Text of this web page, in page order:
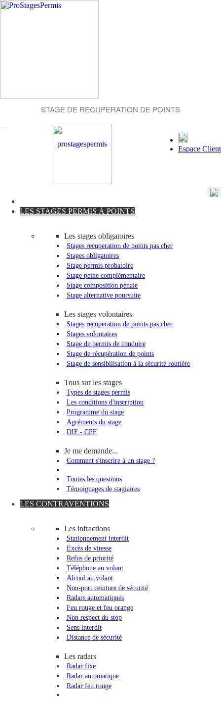
STAGE DE RECUPERATION DE POINTS
Espace Client
LES STAGES PERMIS À POINTS
Les stages obligatoires
Stages recuperation de points pas cher
Stages obligatoires
Stage permis probatoire
Stage peine complémentaire
Stage composition pénale
Stage alternative poursuite
Les stages volontaires
Stages recuperation de points pas cher
Stages volontaires
Stage de permis de conduire
Stage de récupération de points
Stage de sensibilisation à la sécurité routière
Tous sur les stages
Types de stages permis
Les conditions d'inscription
Programme du stage
Agréments du stage
DIF - CPF
Je me demande...
Comment s'inscrire à un stage ?
Toutes les questions
Témoignages de stagiaires
LES CONTRAVENTIONS
Les infractions
Stationnement interdit
Excès de vitesse
Refus de priorité
Téléphone au volant
Alcool au volant
Non-port ceinture de sécurité
Radars automatiques
Feu rouge et feu orange
Non respect du stop
Sens interdit
Distance de sécurité
Les radars
Radar fixe
Radar automatique
Radar feu rouge